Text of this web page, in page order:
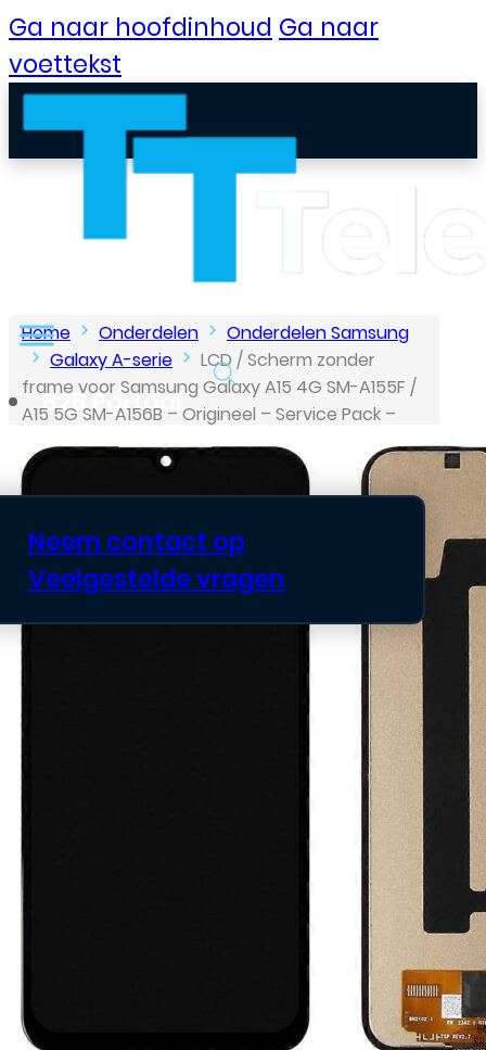
Ga naar hoofdinhoud Ga naar
voettekst
B2B Portaal
Klantenservice
Neem contact op
Veelgestelde vragen
Home Onderdelen
Onderdelen Samsung
Galaxy A-serie
LCD / Scherm zonder
frame voor Samsung Galaxy A15 4G SM-A155F /
A15 5G SM-A156B – Origineel – Service Pack –
Zwart